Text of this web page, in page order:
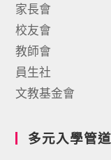
家長會
校友會
教師會
員生社
文教基金會
多元入學管道